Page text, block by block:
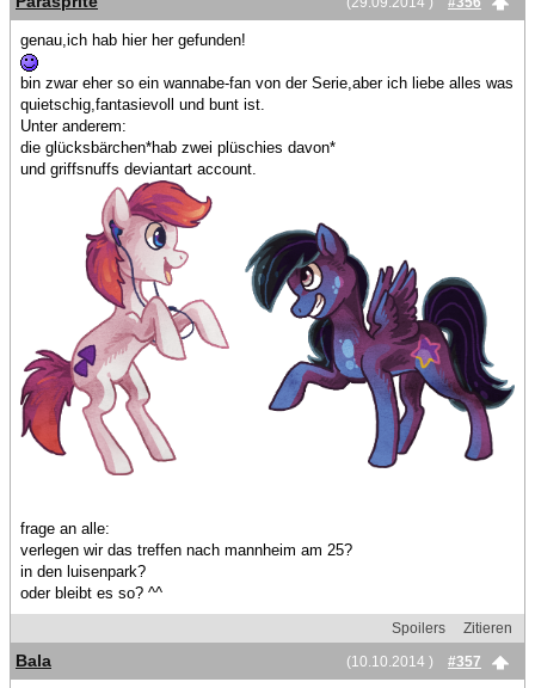
genau,ich hab hier her gefunden!
bin zwar eher so ein wannabe-fan von der Serie,aber ich liebe alles was
quietschig,fantasievoll und bunt ist.
Unter anderem:
die glücksbärchen*hab zwei plüschies davon*
und griffsnuffs deviantart account.
frage an alle:
verlegen wir das treffen nach mannheim am 25?
in den luisenpark?
oder bleibt es so? ^^
Spoilers
Zitieren
(10.10.2014 )
#357
Bala